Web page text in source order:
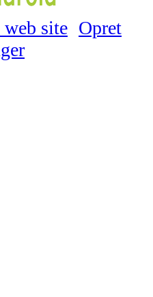
site Opret